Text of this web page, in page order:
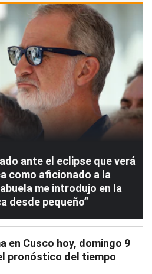
ante el eclipse que verá
como aficionado a la
me introdujo en la
desde pequeño”
en Cusco hoy, domingo 9
pronóstico del tiempo